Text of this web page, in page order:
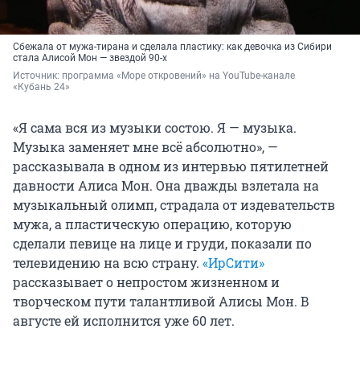
Сбежала от мужа-тирана и сделала пластику: как девочка из Сибири
стала Алисой Мон — звездой 90-х
Источник: программа «Море откровений» на YouTube-канале
«Кубань 24»
«Я сама вся из музыки состою. Я — музыка.
Музыка заменяет мне всё абсолютно», —
рассказывала в одном из интервью пятилетней
давности Алиса Мон. Она дважды взлетала на
музыкальный олимп, страдала от издевательств
мужа, а пластическую операцию, которую
сделали певице на лице и груди, показали по
телевидению на всю страну. «ИрСити»
рассказывает о непростом жизненном и
творческом пути талантливой Алисы Мон. В
августе ей исполнится уже 60 лет.